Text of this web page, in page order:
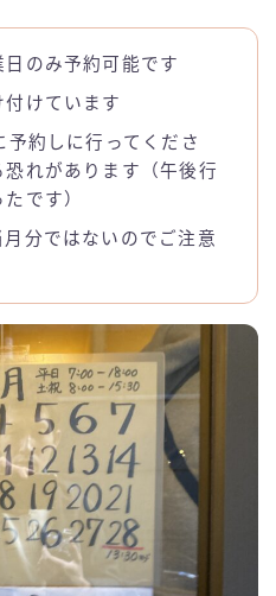
のみ予約可能です
けています
予約しに行ってくださ
れがあります（午後行
です）
分ではないのでご注意